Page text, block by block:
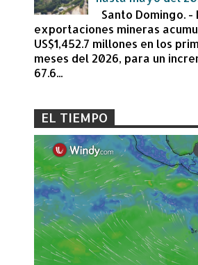
Santo Domingo. -
exportaciones mineras
US$1,452.7 millones en los
meses del 2026, para un
67.6...
EL TIEMPO